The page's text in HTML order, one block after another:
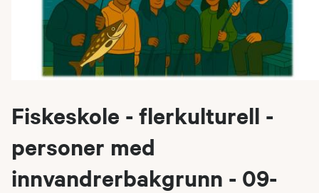
Fiskeskole - flerkulturell -
personer med
innvandrerbakgrunn - 09-